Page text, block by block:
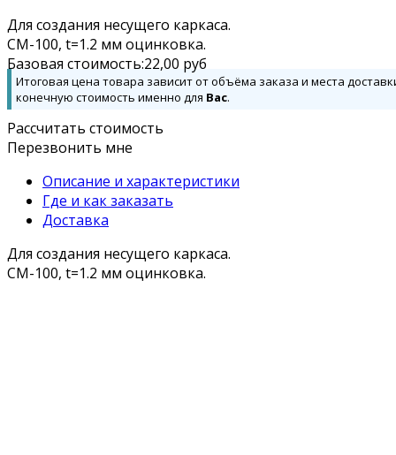
Для создания несущего каркаса.
СМ-100, t=1.2 мм оцинковка.
Базовая стоимость:22,00 руб
Итоговая цена товара зависит от объёма заказа и места
конечную стоимость именно для Вас.
Рассчитать стоимость
Перезвонить мне
Описание и характеристики
Где и как заказать
Доставка
Для создания несущего каркаса.
СМ-100, t=1.2 мм оцинковка.